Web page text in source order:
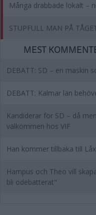
Många drabbade lokalt –
STUPFULL MAN PÅ
MEST
DEBATT: SD – en maskin
DEBATT: Kalmar län
Kandiderar för SD – då
välkommen hos VIF
Han kommer tillbaka till
Hampus och Theo vill
bli odebatterat"